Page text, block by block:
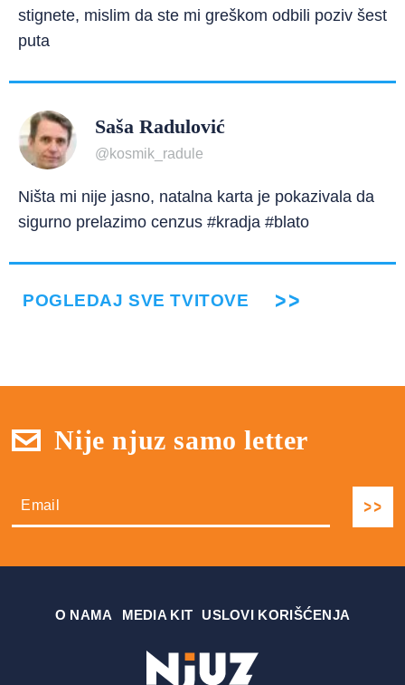
stignete, mislim da ste mi greškom odbili poziv šest
puta
Saša Radulović
@kosmik_radule
Ništa mi nije jasno, natalna karta je pokazivala da
sigurno prelazimo cenzus #kradja #blato
POGLEDAJ SVE TVITOVE
Nije njuz samo letter
О NAMA MEDIA KIT USLOVI KORIŠĆENJA